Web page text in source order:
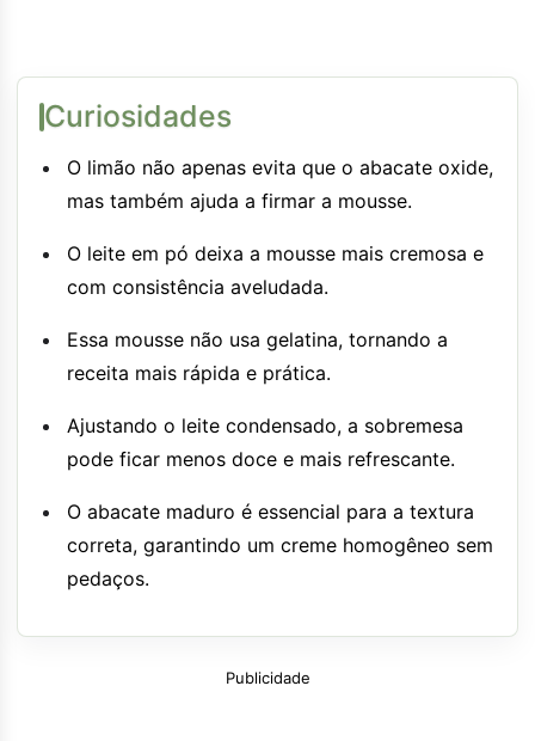
Curiosidades
O limão não apenas evita que o abacate oxide,
mas também ajuda a firmar a mousse.
O leite em pó deixa a mousse mais cremosa e
com consistência aveludada.
Essa mousse não usa gelatina, tornando a
receita mais rápida e prática.
Ajustando o leite condensado, a sobremesa
pode ficar menos doce e mais refrescante.
O abacate maduro é essencial para a textura
correta, garantindo um creme homogêneo sem
pedaços.
Publicidade